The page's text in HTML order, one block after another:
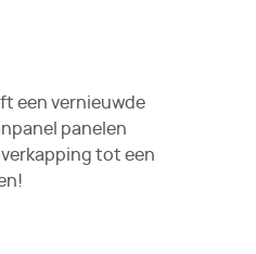
een vernieuwde
panelen
tot een